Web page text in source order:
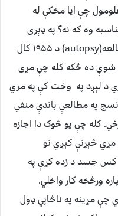
چې ایا مخکې له
وه که نه؟ په ډېری
لویدیځو هیوادونو کې د مړه نسج مطالعه(autopsy) د ۱۹۵۵ کال
شوې ده ځکه کله چې مړی
د لېږد په وخت کې په مړي
نسج په مطالعې باندې منفي
کله چې یو څوک دا اجازه
څېړنې کېږي نو
کس جسد د زده کړې په
ورڅخه کار واخلي.
چې مړینه په ناڅاپي ډول